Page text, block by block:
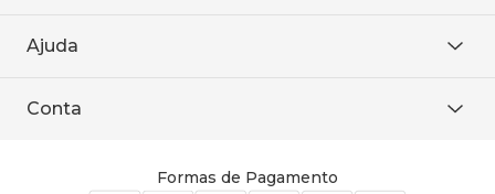
Baixe o APP
WhatsApp
Ajuda
Política de entrega
Conta
Formas de Pagamento